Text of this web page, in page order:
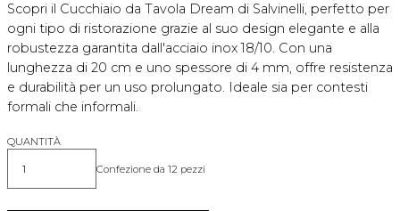
Scopri il Cucchiaio da Tavola Dream di Salvinelli, perfetto per
ogni tipo di ristorazione grazie al suo design elegante e alla
robustezza garantita dall'acciaio inox 18/10. Con una
lunghezza di 20 cm e uno spessore di 4 mm, offre resistenza
e durabilità per un uso prolungato. Ideale sia per contesti
formali che informali.
QUANTITÀ
Quantità Confezione da 12 pezzi